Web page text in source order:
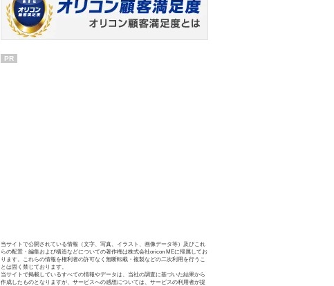
PR
当サイトで公開されている情報（文字、写真、イラスト、画像データ等）及びこれ
らの配置・編集および構造などについての著作権は株式会社oricon MEに帰属してお
ります。これらの情報を権利者の許可なく無断転載・複製などの二次利用を行うこ
とは固く禁じております。
当サイトで掲載しているすべての情報やデータは、当社の調査に基づいた結果から
作成したものとなりますが、サービスへの感想については、サービスの利用者が提